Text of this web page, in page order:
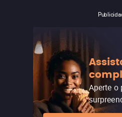
Aperte o